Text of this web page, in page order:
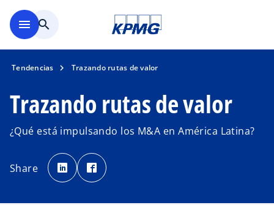
menu search
Tendencias Trazando rutas de valor
Trazando rutas de valor
¿Qué está impulsando los M&A en América Latina?
Share e
a
b
e
a